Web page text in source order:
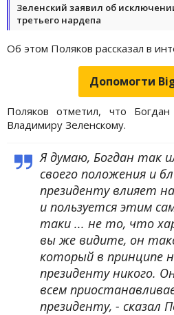
Зеленский заявил об
третьего нардепа
Об этом Поляков рассказал в
Допомогти
Поляков отметил, что
Владимиру Зеленскому.
Я думаю, Богдан так
своего положения и
президенту влияет
и пользуется этим
таки ... не то, что
вы же видите, он
который в принципе
президенту никого.
всем
президенту, - сказал